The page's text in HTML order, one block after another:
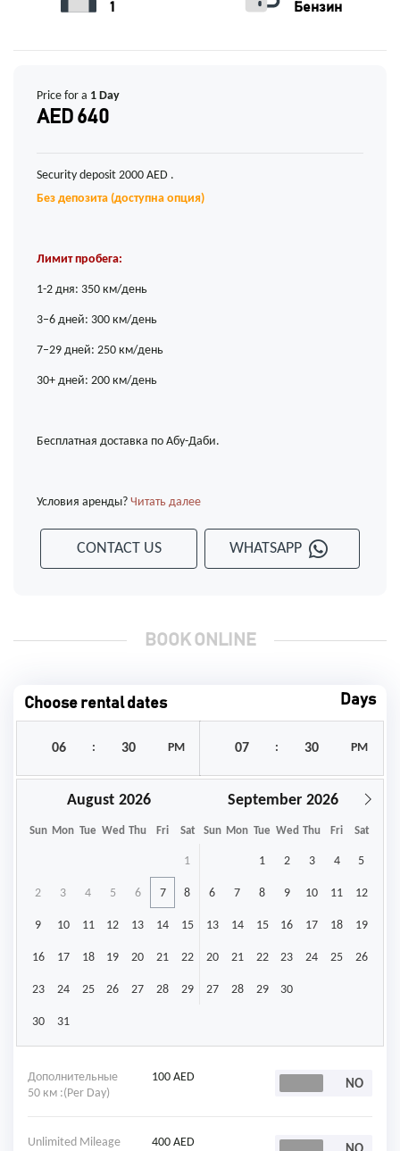
1 Бензин
Price for a 1 Day
AED 640
Security deposit 2000 AED .
Без депозита (доступна опция)
Лимит пробега:
1-2 дня: 350 км/день
3–6 дней: 300 км/день
7–29 дней: 250 км/день
30+ дней: 200 км/день
Бесплатная доставка по Абу-Даби.
Условия аренды? Читать далее
CONTACT US WHATSAPP
BOOK ONLINE
Choose rental dates Days
: PM : PM
August September
Sun Mon Tue Wed Thu Fri Sat Sun Mon Tue Wed Thu Fri Sat
1
2 3 4 5 6 7 8
9 10 11 12 13 14 15
16 17 18 19 20 21 22
23 24 25 26 27 28 29
30 31
1 2 3 4 5
6 7 8 9 10 11 12
13 14 15 16 17 18 19
20 21 22 23 24 25 26
27 28 29 30
Дополнительные
50 км :(Per Day)
100 AED
Unlimited Mileage 400 AED